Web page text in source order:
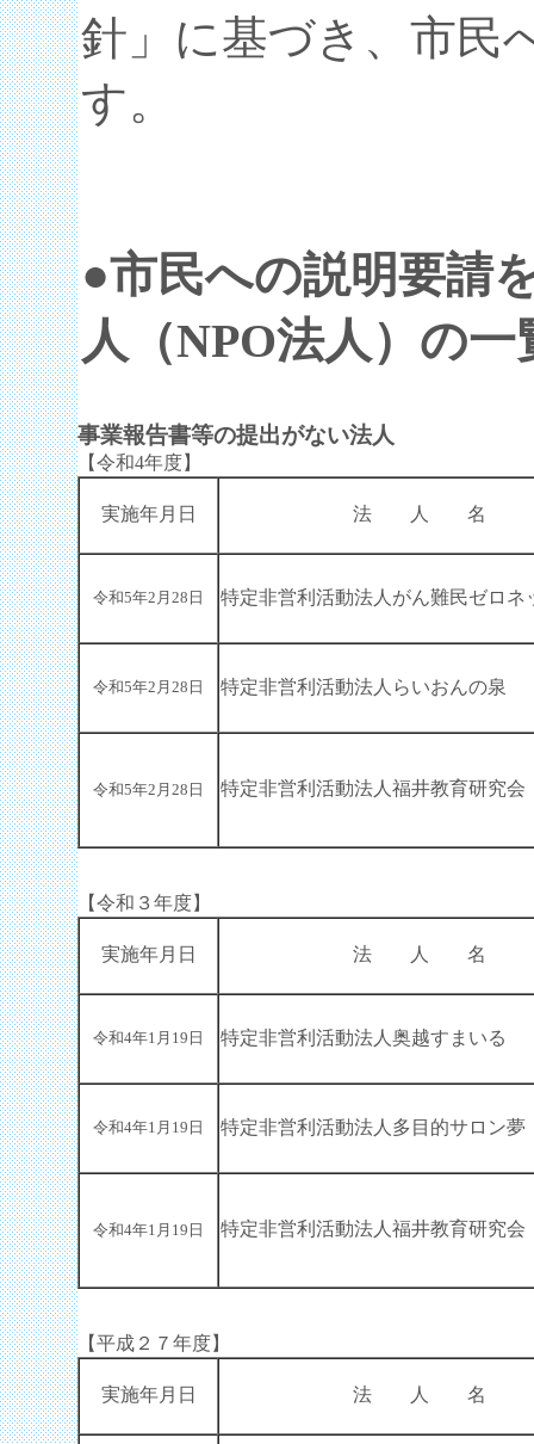
針」に基づき、市民
す。
●市民への説明要請
人（NPO法人）の一
事業報告書等の提出がない法人
【令和4年度】
実施年月日 法 人 名
令和5年2月28日 特定非営利活動法人がん難民ゼロネ
令和5年2月28日 特定非営利活動法人らいおんの泉
令和5年2月28日 特定非営利活動法人福井教育研究会
【令和３年度】
実施年月日 法 人 名
令和4年1月19日 特定非営利活動法人奥越すまいる
令和4年1月19日 特定非営利活動法人多目的サロン夢
令和4年1月19日 特定非営利活動法人福井教育研究会
【平成２７年度】
実施年月日 法 人 名